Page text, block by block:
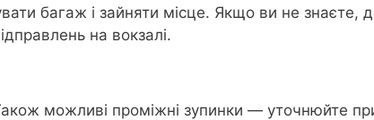
багаж і зайняти місце. Якщо ви не знаєте,
на вокзалі.
можливі проміжні зупинки — уточнюйте при